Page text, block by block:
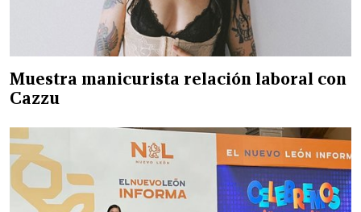
Muestra manicurista relación laboral con
Cazzu